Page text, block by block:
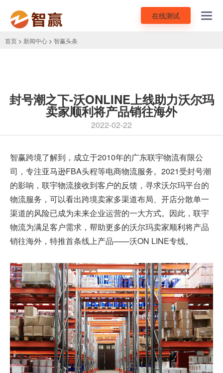
在线测试
首页 > 新闻中心 > 智赢头条
封号潮之下-沃ONLINE上线助力沃尔玛
卖家顺利将产品销往海外
2022-02-22
智赢跨境了解到，成立于2010年的广东联宇物流有限公
司，专注亚马逊FBA头程等电商物流服务。2021受封号潮
的影响，联宇物流接收到客户的反馈，寻求沃尔玛平台的
物流服务，可以看出跨境卖家多渠道布局、开店分散单一
渠道的风险已成为未来企业运营的一大方式。因此，联宇
物流为满足客户需求，帮助更多的沃尔玛卖家顺利将产品
销往海外，特推首条线上产品——沃ON LINE专线。